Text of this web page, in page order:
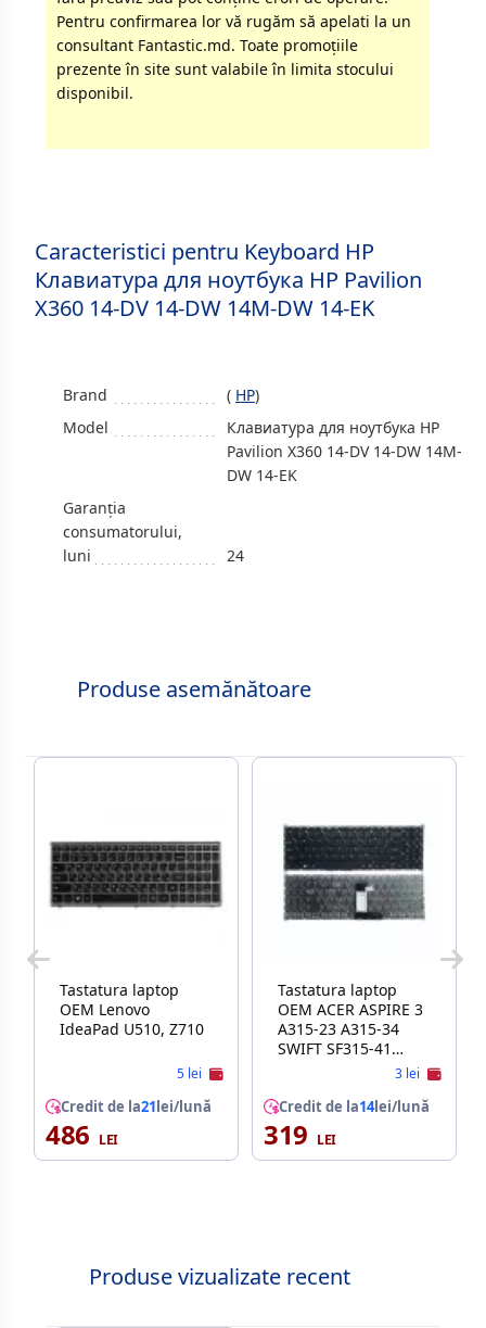
Pentru confirmarea lor vă rugăm să apelati la un
consultant Fantastic.md. Toate promoţiile
prezente în site sunt valabile în limita stocului
disponibil.
Caracteristici pentru Keyboard HP
Клавиатура для ноутбука HP Pavilion
X360 14-DV 14-DW 14M-DW 14-EK
Brand ( HP)
Model
Клавиатура для ноутбука HP
Pavilion X360 14-DV 14-DW 14M-
DW 14-EK
Garanția
consumatorului,
luni
24
Produse asemănătoare
Tastatura laptop
OEM Lenovo
IdeaPad U510, Z710
5 lei
Credit de la21lei/lună
486
Tastatura laptop
OEM ACER ASPIRE 3
A315-23 A315-34
SWIFT SF315-41
SF315-51 SF315-52
FRAME ENG/RU
BLACK
3 lei
Credit de la14lei/lună
319
Produse vizualizate recent